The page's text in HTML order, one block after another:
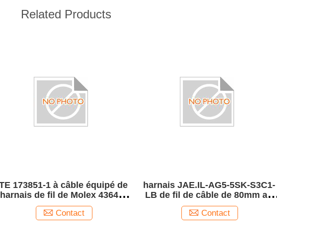
Related Products
173851-1 à câble équipé de
harnais de fil de Molex 43645-
0200 TE Molex Series Cable
Contact
harnais JAE.IL-AG5-5SK-S3C1-
LB de fil de câble de 80mm au
connecteur d'APH.10142348-
004IF
Contact